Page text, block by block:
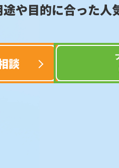
や目的に合った人
談